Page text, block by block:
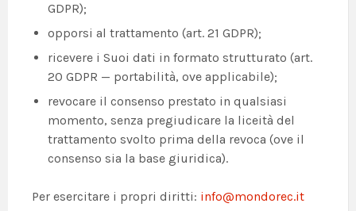
GDPR);
opporsi al trattamento (art. 21 GDPR);
ricevere i Suoi dati in formato strutturato (art.
20 GDPR — portabilità, ove applicabile);
revocare il consenso prestato in qualsiasi
momento, senza pregiudicare la liceità del
trattamento svolto prima della revoca (ove il
consenso sia la base giuridica).
Per esercitare i propri diritti: info@mondorec.it